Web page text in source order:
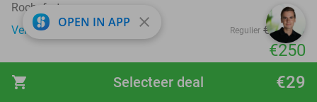
shopping_cart €29
Selecteer deal
Rochefort
Verkocht: 282
Regulier €400
€250
favorite_border
OPEN IN APP close